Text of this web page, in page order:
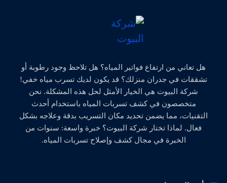
هل تعاني من ارتفاع فواتير المياه؟ هل تلاحظ وجود رطوبة أو
تشققات في جدران منزلك؟ قد يكون لديك تسرب مياه خفي!
شركة البيوت هي الخيار الأمثل لحل هذه المشكلة. نحن
متخصصون في كشف تسربات المياه باستخدام أحدث
التقنيات، مما يضمن تحديد مكان التسريب بدقة وعلاجه بشكل
فعال. لماذا تختار شركة البيوت؟ خبرة واسعة: سنوات من
الخبرة في مجال كشف وإصلاح تسربات المياه.